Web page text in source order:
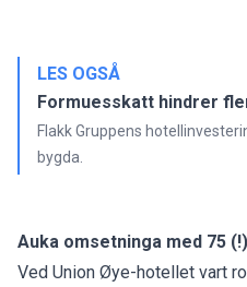
LES OGSÅ
Formuesskatt hindrer
Flakk Gruppens
bygda.
Auka omsetninga med 75
Ved Union Øye-hotellet vart